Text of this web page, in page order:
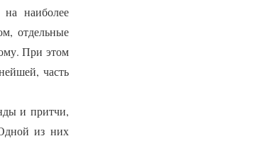
наиболее
отдельные
При этом
часть
и притчи,
из них